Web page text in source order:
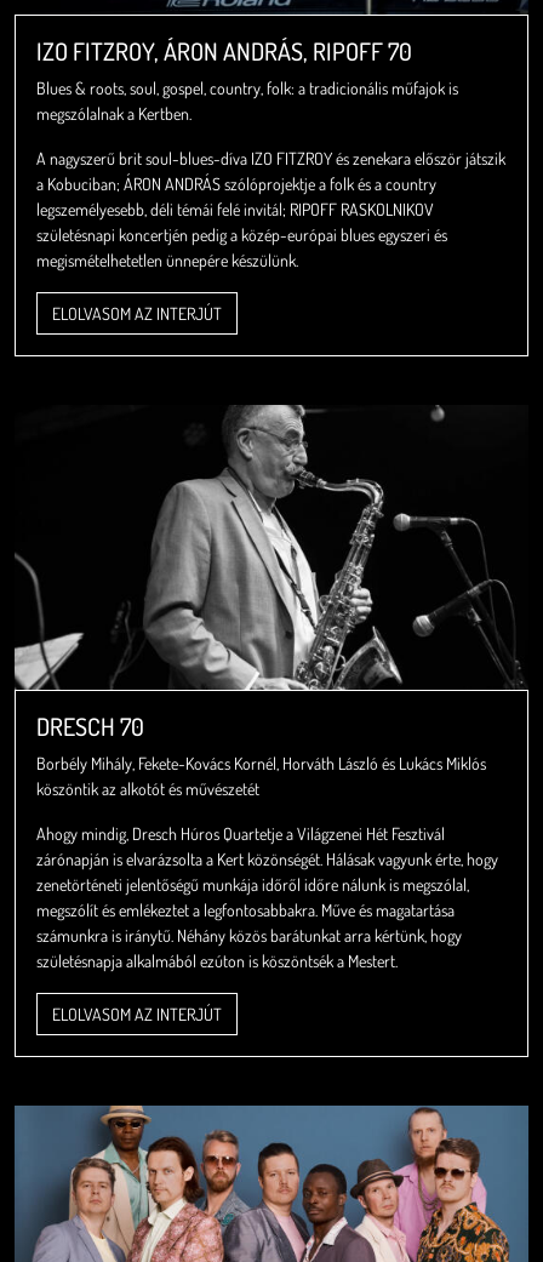
IZO FITZROY, ÁRON ANDRÁS, RIPOFF 70
Blues & roots, soul, gospel, country, folk: a tradicionális műfajok is
megszólalnak a Kertben.
A nagyszerű brit soul-blues-díva IZO FITZROY és zenekara először játszik
a Kobuciban; ÁRON ANDRÁS szólóprojektje a folk és a country
legszemélyesebb, déli témái felé invitál; RIPOFF RASKOLNIKOV
születésnapi koncertjén pedig a közép-európai blues egyszeri és
megismételhetetlen ünnepére készülünk.
ELOLVASOM AZ INTERJÚT
DRESCH 70
Borbély Mihály, Fekete-Kovács Kornél, Horváth László és Lukács Miklós
köszöntik az alkotót és művészetét
Ahogy mindig, Dresch Húros Quartetje a Világzenei Hét Fesztivál
zárónapján is elvarázsolta a Kert közönségét. Hálásak vagyunk érte, hogy
zenetörténeti jelentőségű munkája időről időre nálunk is megszólal,
megszólít és emlékeztet a legfontosabbakra. Műve és magatartása
számunkra is iránytű. Néhány közös barátunkat arra kértünk, hogy
születésnapja alkalmából ezúton is köszöntsék a Mestert.
ELOLVASOM AZ INTERJÚT